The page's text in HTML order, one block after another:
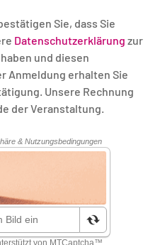
Sie, dass Sie
Datenschutzerklärung zur
und diesen
Unsere Rechnung
Sie nach Ende der Veranstaltung.